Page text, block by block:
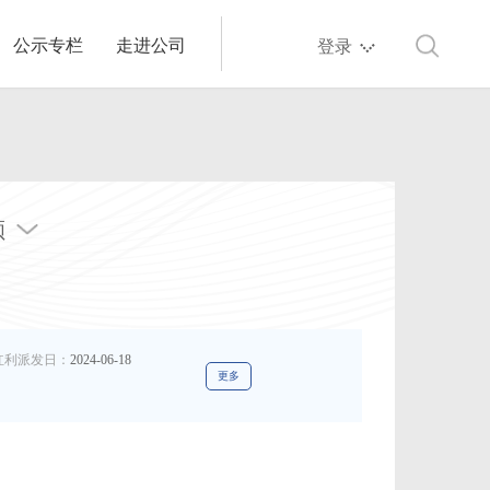
公示专栏 走进公司 登录
利派发日： 2024-06-18
更多